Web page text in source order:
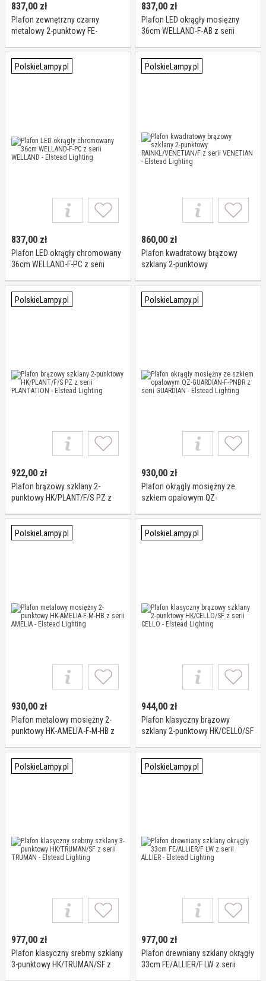
837,00 zł
Plafon zewnętrzny czarny
metalowy 2-punktowy FE-
Lighthouse - Elstead Lighting
837,00 zł
Plafon LED okrągły mosiężny
36cm WELLAND-F-AB z serii
PolskieLampy.pl
837,00 zł
Plafon LED okrągły chromowany
36cm WELLAND-F-PC z serii
PolskieLampy.pl
860,00 zł
Plafon kwadratowy brązowy
szklany 2-punktowy
VENETIAN - Elstead Lighting
PolskieLampy.pl
922,00 zł
Plafon brązowy szklany 2-
punktowy HK/PLANT/F/S PZ z
Lighting
PolskieLampy.pl
930,00 zł
Plafon okrągły mosiężny ze
szkłem opalowym QZ-
GUARDIAN - Elstead Lighting
PolskieLampy.pl
930,00 zł
Plafon metalowy mosiężny 2-
punktowy HK-AMELIA-F-M-HB z
PolskieLampy.pl
944,00 zł
Plafon klasyczny brązowy
szklany 2-punktowy HK/CELLO/SF
PolskieLampy.pl
977,00 zł
Plafon klasyczny srebrny szklany
3-punktowy HK/TRUMAN/SF z
PolskieLampy.pl
977,00 zł
Plafon drewniany szklany okrągły
33cm FE/ALLIER/F LW z serii